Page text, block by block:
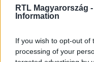
RTL Magyarország -
Information
If you wish to opt-out of
processing of your